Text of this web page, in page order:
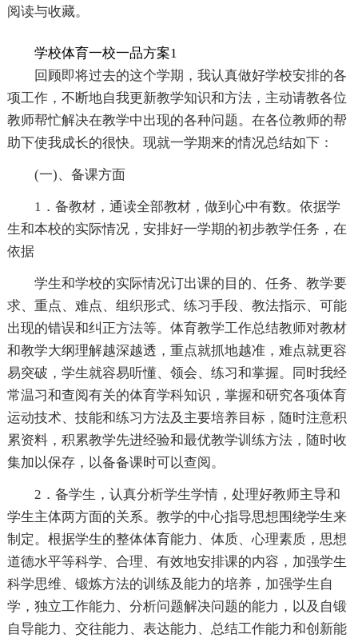
阅读与收藏。
学校体育一校一品方案1
回顾即将过去的这个学期，我认真做好学校安排的各
项工作，不断地自我更新教学知识和方法，主动请教各位
教师帮忙解决在教学中出现的各种问题。在各位教师的帮
助下使我成长的很快。现就一学期来的情况总结如下：
(一)、备课方面
1．备教材，通读全部教材，做到心中有数。依据学
生和本校的实际情况，安排好一学期的初步教学任务，在
依据
学生和学校的实际情况订出课的目的、任务、教学要
求、重点、难点、组织形式、练习手段、教法指示、可能
出现的错误和纠正方法等。体育教学工作总结教师对教材
和教学大纲理解越深越透，重点就抓地越准，难点就更容
易突破，学生就容易听懂、领会、练习和掌握。同时我经
常温习和查阅有关的体育学科知识，掌握和研究各项体育
运动技术、技能和练习方法及主要培养目标，随时注意积
累资料，积累教学先进经验和最优教学训练方法，随时收
集加以保存，以备备课时可以查阅。
2．备学生，认真分析学生学情，处理好教师主导和
学生主体两方面的关系。教学的中心指导思想围绕学生来
制定。根据学生的整体体育能力、体质、心理素质，思想
道德水平等科学、合理、有效地安排课的内容，加强学生
科学思维、锻炼方法的训练及能力的培养，加强学生自
学，独立工作能力、分析问题解决问题的能力，以及自锻
自导能力、交往能力、表达能力、总结工作能力和创新能